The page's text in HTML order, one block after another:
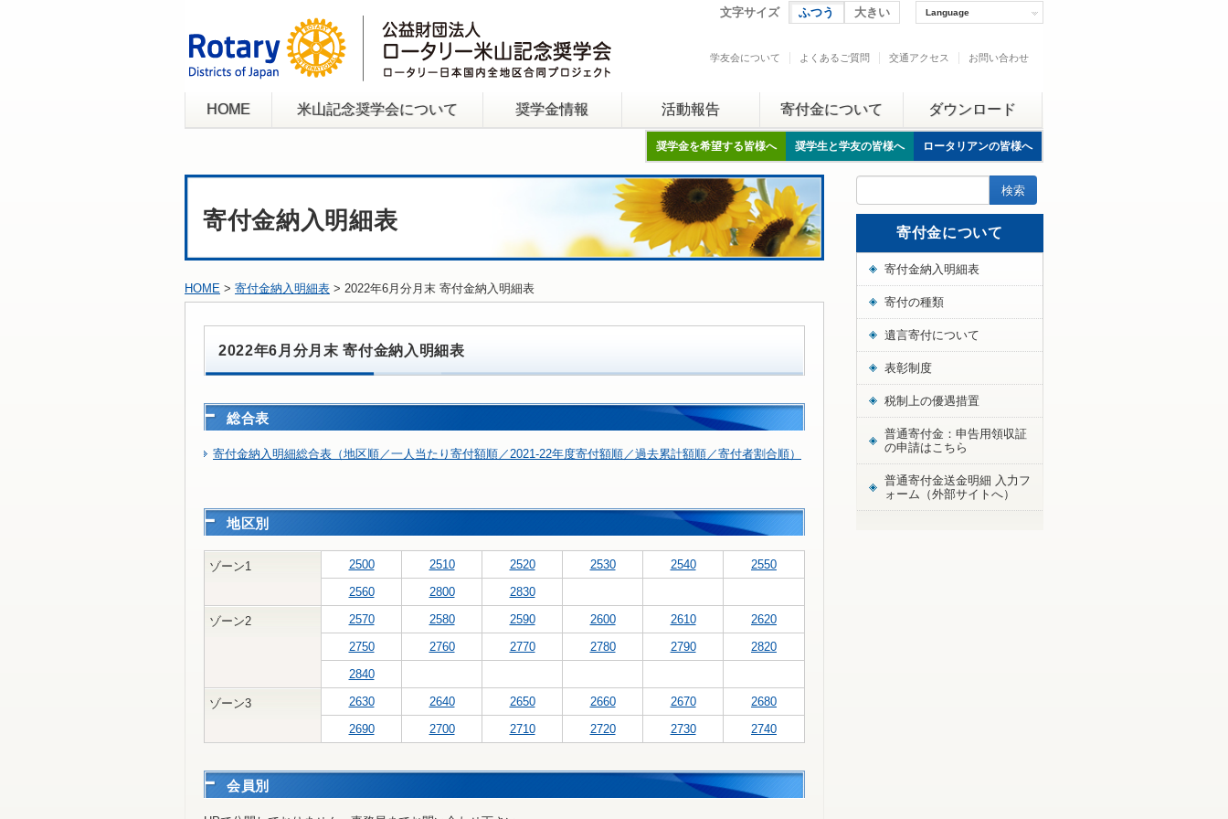
文字サイズ ふつう 大きい Language
学友会について よくあるご質問 交通アクセス お問い合わせ
HOME 米山記念奨学会について 奨学金情報 活動報告 寄付金について ダウンロード
奨学金を希望する皆様へ 奨学生と学友の皆様へ ロータリアンの皆様へ
寄付金納入明細表
HOME > 寄付金納入明細表 > 2022年6月分月末 寄付金納入明細表
2022年6月分月末 寄付金納入明細表
総合表
寄付金納入明細総合表（地区順／一人当たり寄付額順／2021-22年度寄付額順／過去累計額順／寄付者割合順）
地区別
ゾーン1 2500 2510 2520 2530 2540
2550
2560
2800 2830
ゾーン2 2570 2580 2590 2600 2610
2620
2750
2760 2770 2780 2790
2820
2840
ゾーン3 2630 2640 2650 2660 2670
2680
2690
2700 2710 2720 2730 2740
会員別
寄付金について
寄付金納入明細表
寄付の種類
遺言寄付について
表彰制度
税制上の優遇措置
普通寄付金：申告用領収証
の申請はこちら
普通寄付金送金明細 入力フ
ォーム（外部サイトへ）